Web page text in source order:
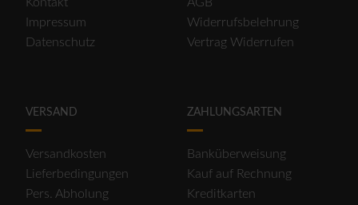
Impressum
Datenschutz
Widerrufsbelehrung
Vertrag Widerrufen
VERSAND
Versandkosten
Lieferbedingungen
Pers. Abholung
ZAHLUNGSARTEN
Banküberweisung
Kauf auf Rechnung
Kreditkarten